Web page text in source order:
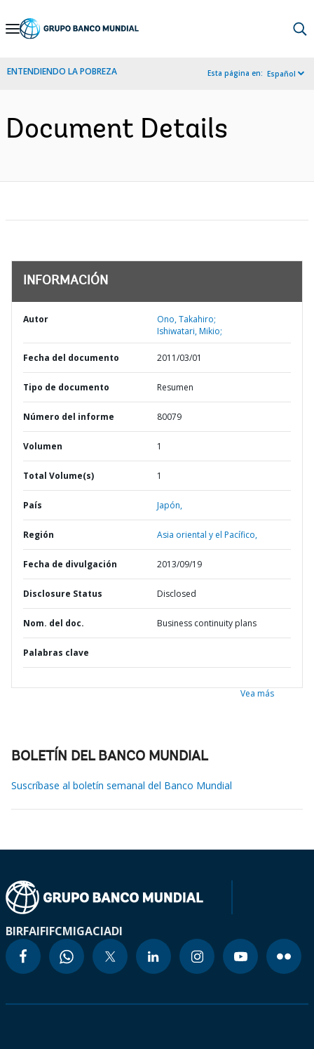
Skip
Navigation
ENTENDIENDO LA POBREZA Esta página en: Español
Document Details
INFORMACIÓN
Autor
Ono, Takahiro;
Ishiwatari, Mikio;
Fecha del documento 2011/03/01
Tipo de documento Resumen
Número del informe 80079
Volumen 1
Total Volume(s) 1
País Japón,
Región Asia oriental y el Pacífico,
Fecha de divulgación 2013/09/19
Disclosure Status Disclosed
Nom. del doc. Business continuity plans
Palabras clave
Vea más
BOLETÍN DEL BANCO MUNDIAL
Suscríbase al boletín semanal del Banco Mundial
BIRFAIFIFCMIGACIADI